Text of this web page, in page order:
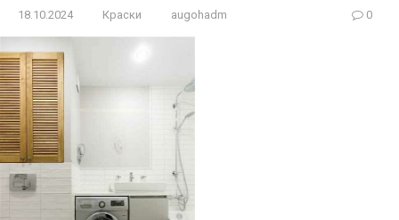
18.10.2024 Краски augohadm 0